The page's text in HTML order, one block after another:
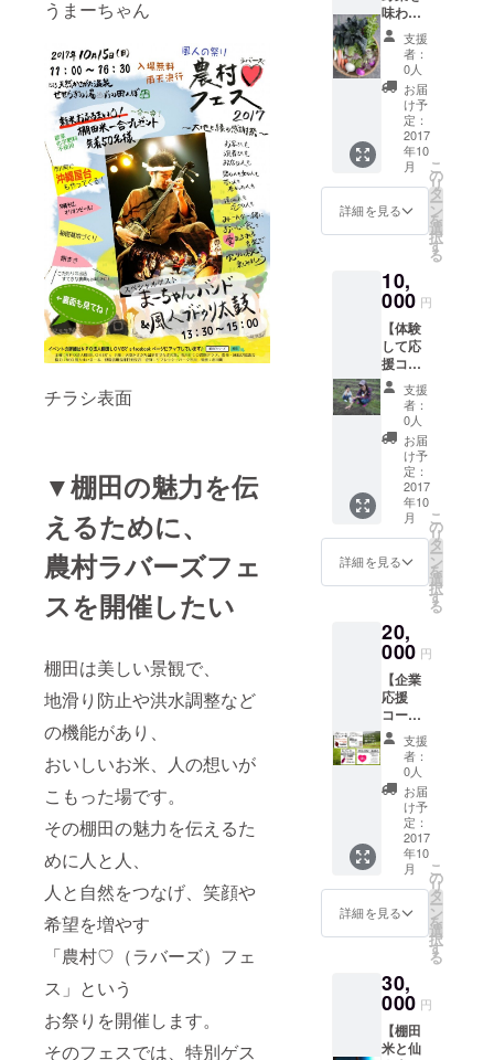
うまーちゃん
チラシ表面
▼棚田の魅力を伝
えるために、
農村ラバーズフェ
スを開催したい
棚田は美しい景観で、
地滑り防止や洪水調整など
の機能があり、
おいしいお米、人の想いが
こもった場です。
その棚田の魅力を伝えるた
めに人と人、
人と自然をつなげ、笑顔や
希望を増やす
「農村♡（ラバーズ）フェ
ス」という
お祭りを開催します。
そのフェスでは、特別ゲス
観察力を高
め、一つ一
つの作業を
丁寧にして
将来的に
は、地域の
棚田米や野
菜などを使
とけこんだ
カフェ、民
棚田サミッ
トを兵庫県
で開催、世
界サミット
1000枚の棚
田を保全す
ることを目
指す。
2012年兵庫
県あしたの
まち・くら
し作り活動
賞「優秀
賞」受賞
（あすの兵
庫を創る生
活運動協議
会）全国組
織からは振
興奨励賞受
賞
2012年「人
間サイズの
まちづくり
味わっ
て応援
コー
ス】 農
薬・化
学肥料
を使っ
ていな
い旬の
野菜
セット
（秋、
冬の2回
送付）
支援
者：
0人
お届
け予
定：
2017
年10
月
詳細を見る
こ
の
リ
タ
ー
ン
を
選
択
す
る
10,
000 円
【体験
して応
援コー
ス】 ・
棚田で
の農作
業体験
無料チ
ケット
・とれ
たて野
菜と棚
田米の
お昼御
飯 ・天
然かさ
泉せせ
らぎの
湯入浴
無料券
・希望
者は最
寄り駅
のJR播
但線甘
地駅か
ら送迎
あり
支援
者：
0人
お届
け予
定：
2017
年10
月
詳細を見る
こ
の
リ
タ
ー
ン
を
選
択
す
る
20,
000 円
【企業
応援
コー
ス】 当
日配布
パンフ
レット
にA4半
分の広
告を掲
載 (写真
は過去
の応援
企業の
例で
す。 A4
の半分
を当日
配布の
パンフ
レット
支援
者：
0人
お届
け予
定：
2017
年10
月
詳細を見る
こ
の
リ
タ
ー
ン
を
選
択
す
る
30,
000 円
【棚田
米と仙